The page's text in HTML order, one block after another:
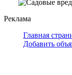
Реклама
Главная
Добавить